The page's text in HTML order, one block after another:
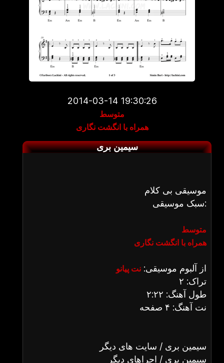
2014-03-14 19:30:26
متوسط
همراه با انگشت نگاری
سیمین بری
موسیقی بی کلام
سبک موسیقی:
متوسط
همراه با انگشت نگاری
از آلبوم موسیقی: نت پیانو
تراک: ۲
طول آهنگ: ۲:۲۲
نت آهنگ: ۴ صفحه
سیمین بری / سایت های دیگر
سیمین بری / اجراهای دیگر